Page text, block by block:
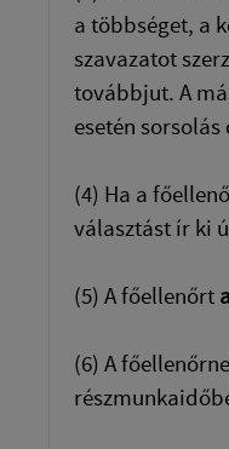
a többséget, a
szavazatot
továbbjut. A
esetén
(4) Ha a
választást ír ki
(5) A főellenőrt
(6) A